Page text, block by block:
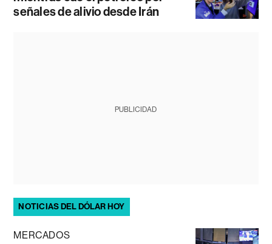
señales de alivio desde Irán
PUBLICIDAD
NOTICIAS DEL DÓLAR HOY
MERCADOS